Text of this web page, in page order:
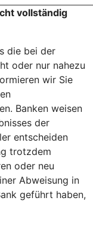
vollständig
die bei der
oder nur nahezu
wir Sie
Banken weisen
der
entscheiden
trotzdem
oder neu
Abweisung in
geführt haben,